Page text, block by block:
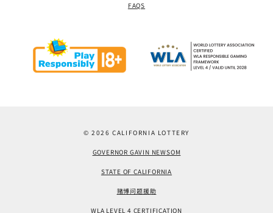
FAQS
© 2026 CALIFORNIA LOTTERY
GOVERNOR GAVIN NEWSOM
STATE OF CALIFORNIA
赌博问题援助
WLA LEVEL 4 CERTIFICATION